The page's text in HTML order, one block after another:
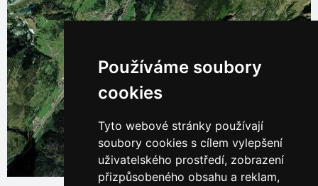
Používáme soubory
cookies
Tyto webové stránky používají
soubory cookies s cílem vylepšení
uživatelského prostředí, zobrazení
přizpůsobeného obsahu a reklam,
Leaflet | © Ersi World Imagery